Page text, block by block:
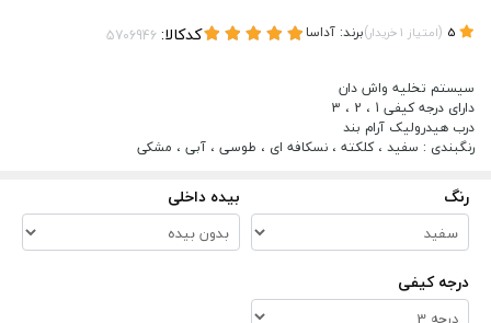
(امتیاز 1خریدار)برند: آداسا کدکالا:
سیستم تخلیه واش دان
دارای درجه کیفی 1 ، 2 ، 3
درب هیدرولیک آرام بند
رنگبندی : سفید ، کلکته ، نسکافه ای ، طوسی ، آبی ، مشکی
رنگ بیده داخلی
درجه کیفی